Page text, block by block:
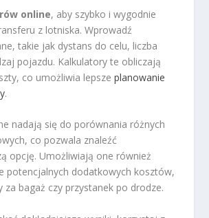
online, aby szybko i wygodnie
z lotniska. Wprowadź
takie jak dystans do celu, liczba
pojazdu. Kalkulatory te obliczają
co umożliwia lepszeplanowanie
.
nadają się do porównania różnych
co pozwala znaleźć
opcję. Umożliwiają one również
potencjalnych dodatkowych kosztów,
za bagaż czy przystanek po drodze.